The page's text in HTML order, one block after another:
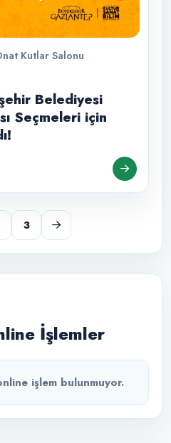
Kutlar Salonu
Belediyesi
Seçmeleri için
3
İşlemler
işlem bulunmuyor.